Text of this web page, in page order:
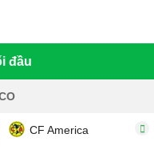
đầu
CF America